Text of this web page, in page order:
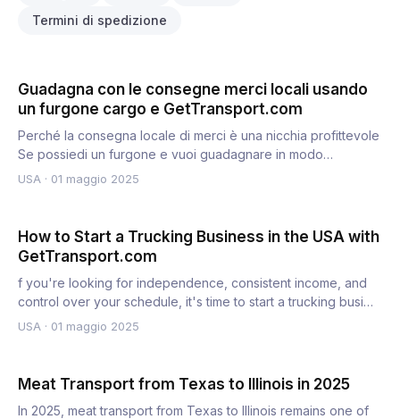
Termini di spedizione
Guadagna con le consegne merci locali usando
un furgone cargo e GetTransport.com
Perché la consegna locale di merci è una nicchia profittevole
Se possiedi un furgone e vuoi guadagnare in modo
indipende…
USA · 01 maggio 2025
How to Start a Trucking Business in the USA with
GetTransport.com
f you're looking for independence, consistent income, and
control over your schedule, it's time to start a trucking busi…
USA · 01 maggio 2025
Meat Transport from Texas to Illinois in 2025
In 2025, meat transport from Texas to Illinois remains one of